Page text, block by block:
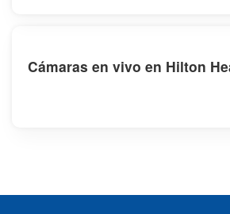
Cámaras en vivo en Hilton